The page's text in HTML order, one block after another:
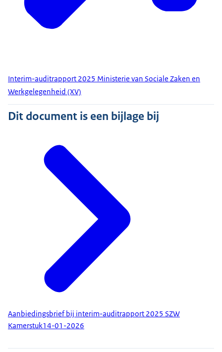
Interim-auditrapport 2025 Ministerie van Sociale Zaken en
Werkgelegenheid (XV)
Dit document is een bijlage bij
Aanbiedingsbrief bij interim-auditrapport 2025 SZW
Kamerstuk14-01-2026